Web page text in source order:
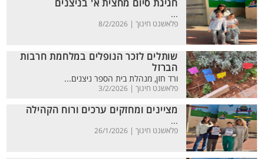
חגיגת סיום מחצית א' בניצנים
...
פלאשנט חינוך | 8/2/2026
שותלים לזכר הנופלים במלחמת חרבות
הברזל
ורד חזן, מנהלת בית הספר ניצנים...
פלאשנט חינוך | 3/2/2026
מציינים ומחזקים ערכים ורוח הקהילה
...
פלאשנט חינוך | 26/1/2026